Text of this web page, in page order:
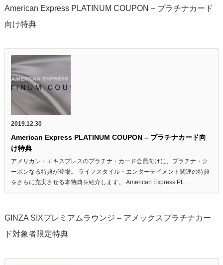
American Express PLATINUM COUPON – プラチナカード
向け特典
2019.12.30
American Express PLATINUM COUPON – プラチナカード向
け特典
アメリカン・エキスプレスのプラチナ・カード会員向けに、プラチナ・ク
ーポンなる特典が登場。 ライフスタイル・エンターテイメント関連の特典
をさらに充実させる本特典を紹介します。 American Express PL...
GINZA SIXプレミアムラウンジ – アメックスプラチナカー
ド対象者限定特典